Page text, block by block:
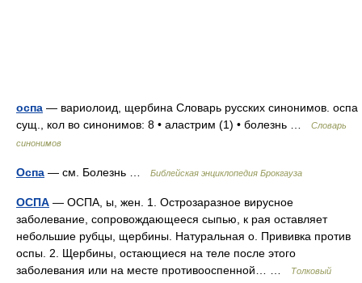
оспа — вариолоид, щербина Словарь русских синонимов. оспа
сущ., кол во синонимов: 8 • аластрим (1) • болезнь …
Словарь
синонимов
Оспа — см. Болезнь … Библейская энциклопедия Брокгауза
ОСПА — ОСПА, ы, жен. 1. Острозаразное вирусное
заболевание, сопровождающееся сыпью, к рая оставляет
небольшие рубцы, щербины. Натуральная о. Прививка против
оспы. 2. Щербины, остающиеся на теле после этого
заболевания или на месте противооспенной… …
Толковый